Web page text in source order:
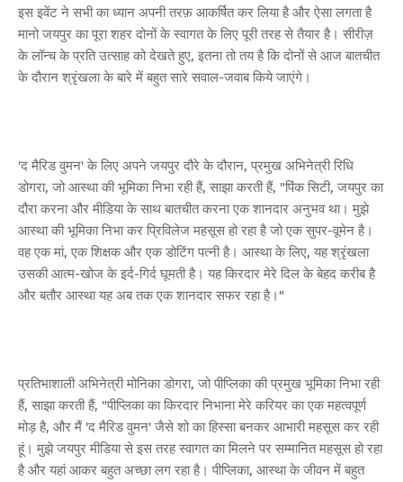
इस इवेंट ने सभी का ध्यान अपनी तरफ़ आकर्षित कर लिया है और ऐसा लगता है
मानो जयपुर का पूरा शहर दोनों के स्वागत के लिए पूरी तरह से तैयार है। सीरीज़
के लॉन्च के प्रति उत्साह को देखते हुए, इतना तो तय है कि दोनों से आज बातचीत
के दौरान श्रृंखला के बारे में बहुत सारे सवाल-जवाब किये जाएंगे।
'द मैरिड वुमन' के लिए अपने जयपुर दौरे के दौरान, प्रमुख अभिनेत्री रिधि
डोगरा, जो आस्था की भूमिका निभा रही हैं, साझा करती हैं, "पिंक सिटी, जयपुर का
दौरा करना और मीडिया के साथ बातचीत करना एक शानदार अनुभव था। मुझे
आस्था की भूमिका निभा कर प्रिविलेज महसूस हो रहा है जो एक सुपर-वूमेन है।
वह एक मां, एक शिक्षक और एक डोटिंग पत्नी है। आस्था के लिए, यह श्रृंखला
उसकी आत्म-खोज के इर्द-गिर्द घूमती है। यह किरदार मेरे दिल के बेहद करीब है
और बतौर आस्था यह अब तक एक शानदार सफर रहा है।"
प्रतिभाशाली अभिनेत्री मोनिका डोगरा, जो पीप्लिका की प्रमुख भूमिका निभा रही
हैं, साझा करती हैं, "पीप्लिका का किरदार निभाना मेरे करियर का एक महत्वपूर्ण
मोड़ है, और मैं 'द मैरिड वुमन' जैसे शो का हिस्सा बनकर आभारी महसूस कर रही
हूं। मुझे जयपुर मीडिया से इस तरह स्वागत का मिलने पर सम्मानित महसूस हो रहा
है और यहां आकर बहुत अच्छा लग रहा है। पीप्लिका, आस्था के जीवन में बहुत